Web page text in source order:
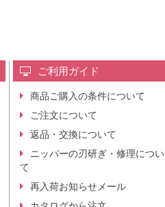
ご利用ガイド
商品ご購入の条件について
ご注文について
返品・交換について
ニッパーの刃研ぎ・修理につい
て
再入荷お知らせメール